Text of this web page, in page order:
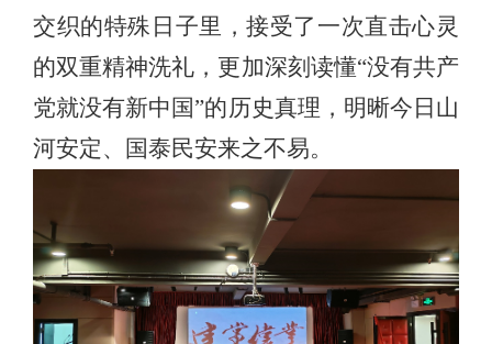
交织的特殊日子里，接受了一次直击心灵
的双重精神洗礼，更加深刻读懂“没有共产
党就没有新中国”的历史真理，明晰今日山
河安定、国泰民安来之不易。